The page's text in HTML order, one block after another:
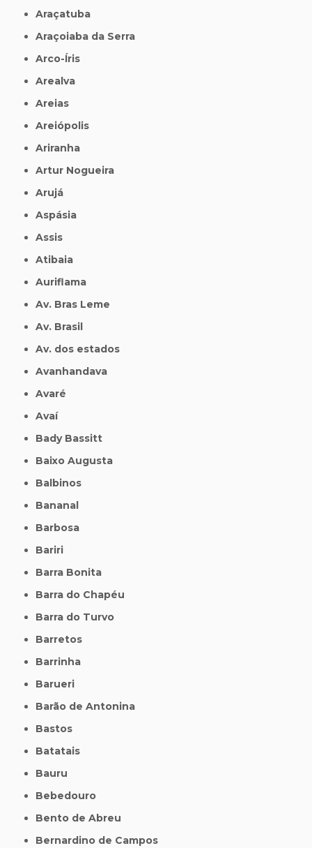
Araçatuba
Araçoiaba da Serra
Arco-Íris
Arealva
Areias
Areiópolis
Ariranha
Artur Nogueira
Arujá
Aspásia
Assis
Atibaia
Auriflama
Av. Bras Leme
Av. Brasil
Av. dos estados
Avanhandava
Avaré
Avaí
Bady Bassitt
Baixo Augusta
Balbinos
Bananal
Barbosa
Bariri
Barra Bonita
Barra do Chapéu
Barra do Turvo
Barretos
Barrinha
Barueri
Barão de Antonina
Bastos
Batatais
Bauru
Bebedouro
Bento de Abreu
Bernardino de Campos